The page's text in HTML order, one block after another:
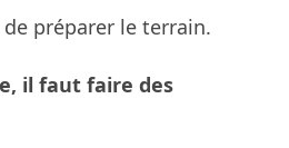
de préparer le terrain.
il faut faire des